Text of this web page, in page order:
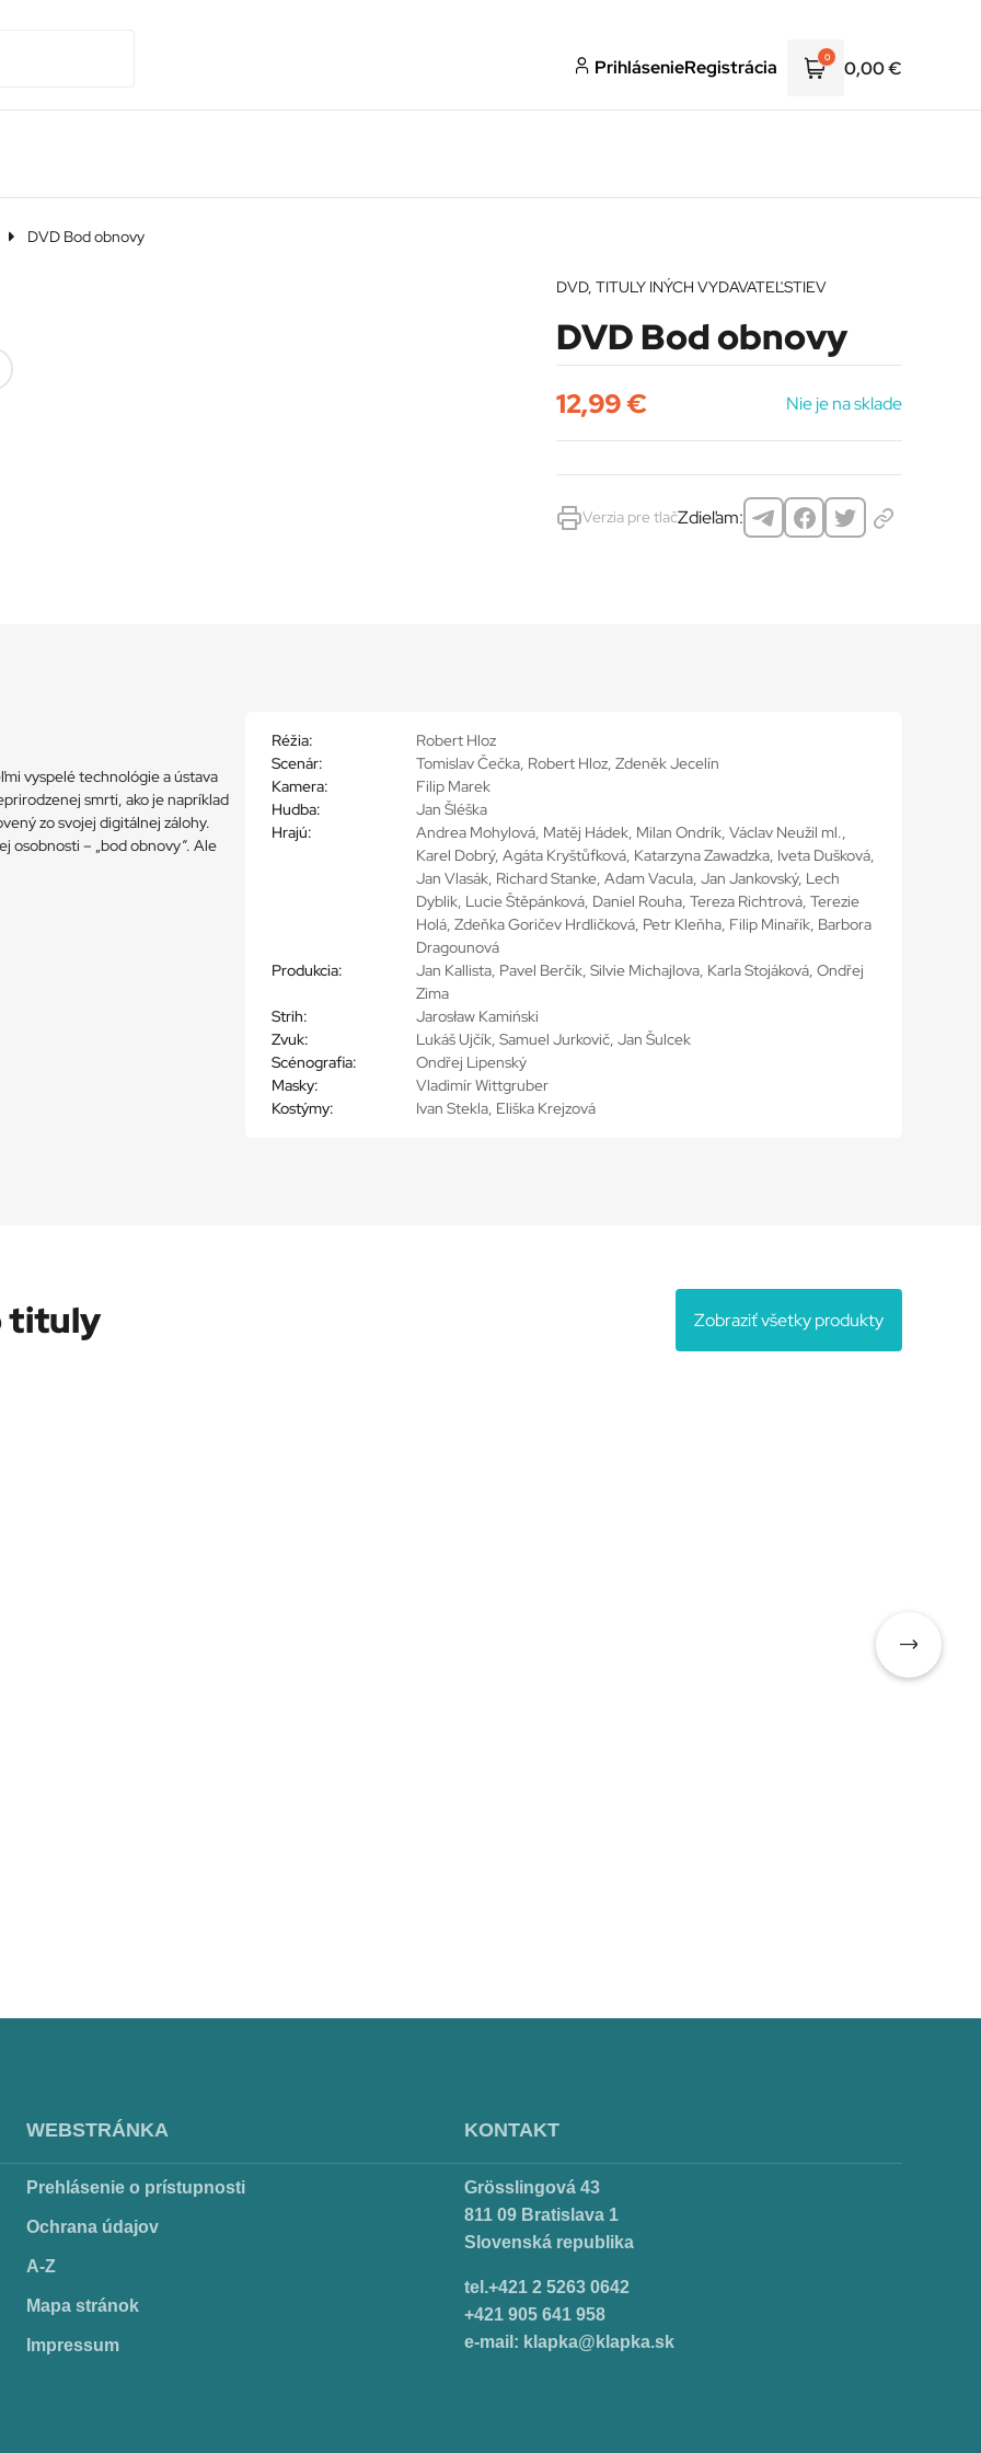
PrihlásenieRegistrácia 0 0,00€
DVD Bod obnovy
DVD, TITULY INÝCH VYDAVATEĽSTIEV
DVD Bod obnovy
12,99€ Nie je na sklade
Verzia pre tlačZdieľam:
vyspelé technológie a ústava
smrti, ako je napríklad
zo svojej digitálnej zálohy.
osobnosti – „bod obnovy“. Ale
Réžia:
Robert Hloz
Scenár:
Tomislav Čečka, Robert Hloz, Zdeněk Jecelín
Kamera:
Filip Marek
Hudba:
Jan Šléška
Hrajú:
Andrea Mohylová, Matěj Hádek, Milan Ondrík, Václav Neužil ml.,
Karel Dobrý, Agáta Kryštůfková, Katarzyna Zawadzka, Iveta Dušková,
Jan Vlasák, Richard Stanke, Adam Vacula, Jan Jankovský, Lech
Dyblik, Lucie Štěpánková, Daniel Rouha, Tereza Richtrová, Terezie
Holá, Zdeňka Goričev Hrdličková, Petr Kleňha, Filip Minařík, Barbora
Dragounová
Produkcia:
Jan Kallista, Pavel Berčík, Silvie Michajlova, Karla Stojáková, Ondřej
Zima
Strih:
Jarosław Kamiński
Zvuk:
Lukáš Ujčík, Samuel Jurkovič, Jan Šulcek
Scénografia:
Ondřej Lipenský
Masky:
Vladimír Wittgruber
Kostýmy:
Ivan Stekla, Eliška Krejzová
tituly Zobraziť všetky produkty
WEBSTRÁNKA
Prehlásenie o prístupnosti
Ochrana údajov
A-Z
Mapa stránok
Impressum
KONTAKT
Grösslingová 43
811 09 Bratislava 1
Slovenská republika
tel.+421 2 5263 0642
+421 905 641 958
e-mail: klapka@klapka.sk